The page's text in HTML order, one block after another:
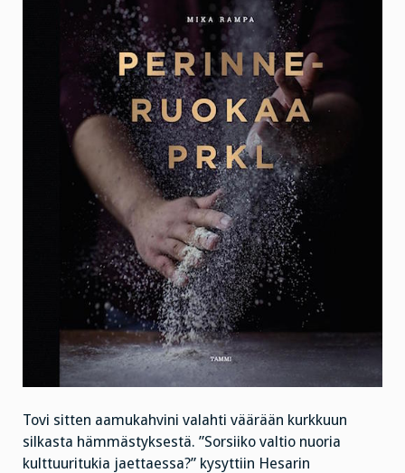
Tovi sitten aamukahvini valahti väärään kurkkuun
silkasta hämmästyksestä. ”Sorsiiko valtio nuoria
kulttuuritukia jaettaessa?” kysyttiin Hesarin